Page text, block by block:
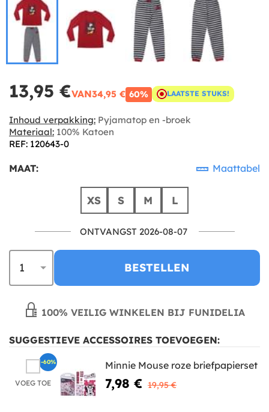
13,95 €VAN34,95 € 60% LAATSTE STUKS!
Inhoud verpakking: Pyjamatop en -broek
Materiaal: 100% Katoen
REF: 120643-0
MAAT: Maattabel
XS S M L
ONTVANGST 2026-08-07
BESTELLEN
100% VEILIG WINKELEN BIJ FUNIDELIA
SUGGESTIEVE ACCESSOIRES TOEVOEGEN:
VOEG TOE
Minnie Mouse roze briefpapierset
7,98 € 19,95 €
-60%